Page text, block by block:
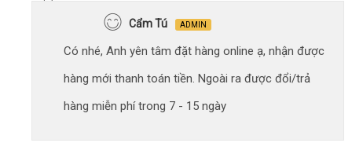
Cẩm Tú ADMIN
Có nhé, Anh yên tâm đặt hàng online ạ, nhận được
hàng mới thanh toán tiền. Ngoài ra được đổi/trả
hàng miễn phí trong 7 - 15 ngày